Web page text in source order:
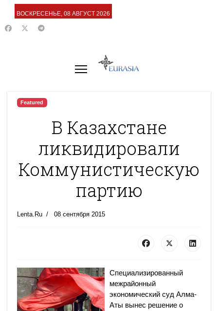
ВОСКРЕСЕНЬЕ, 08 АВГУСТ 2026
Featured
В Казахстане
ликвидировали
Коммунистическую
партию
Lenta.Ru 08 сентября 2015
Специализированный
межрайонный
экономический суд Алма-
Аты вынес решение о